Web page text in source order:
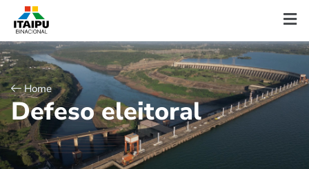
Home
Defeso eleitoral